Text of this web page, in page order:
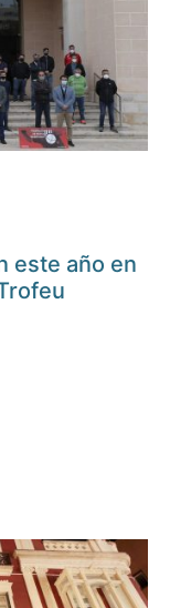
este año en